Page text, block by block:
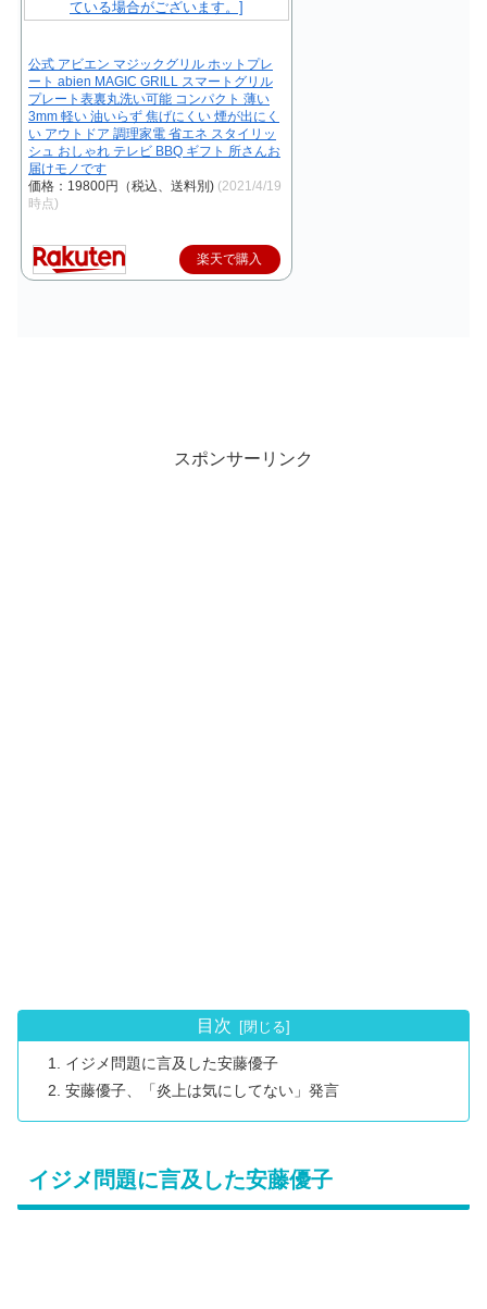
公式 アビエン マジックグリル ホットプレ
ート abien MAGIC GRILL スマートグリル
プレート表裏丸洗い可能 コンパクト 薄い
3mm 軽い 油いらず 焦げにくい 煙が出にく
い アウトドア 調理家電 省エネ スタイリッ
シュ おしゃれ テレビ BBQ ギフト 所さんお
届けモノです
価格：19800円（税込、送料別) (2021/4/19
時点)
楽天で購入
スポンサーリンク
目次
イジメ問題に言及した安藤優子
安藤優子、「炎上は気にしてない」発言
イジメ問題に言及した安藤優子